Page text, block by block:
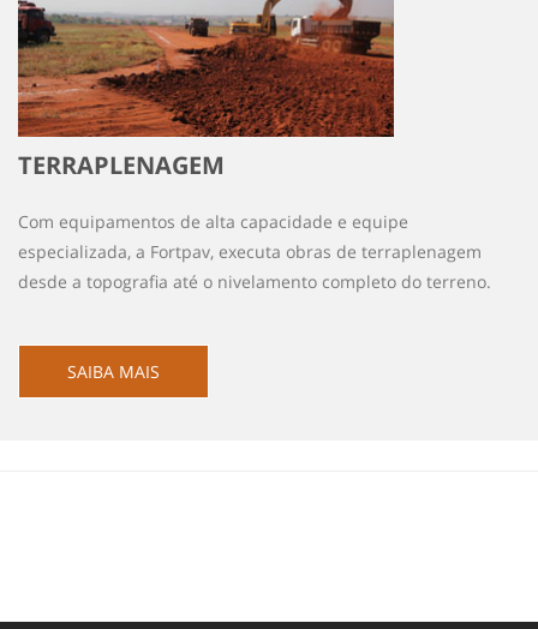
TERRAPLENAGEM
Com equipamentos de alta capacidade e equipe
especializada, a Fortpav, executa obras de terraplenagem
desde a topografia até o nivelamento completo do terreno.
SAIBA MAIS